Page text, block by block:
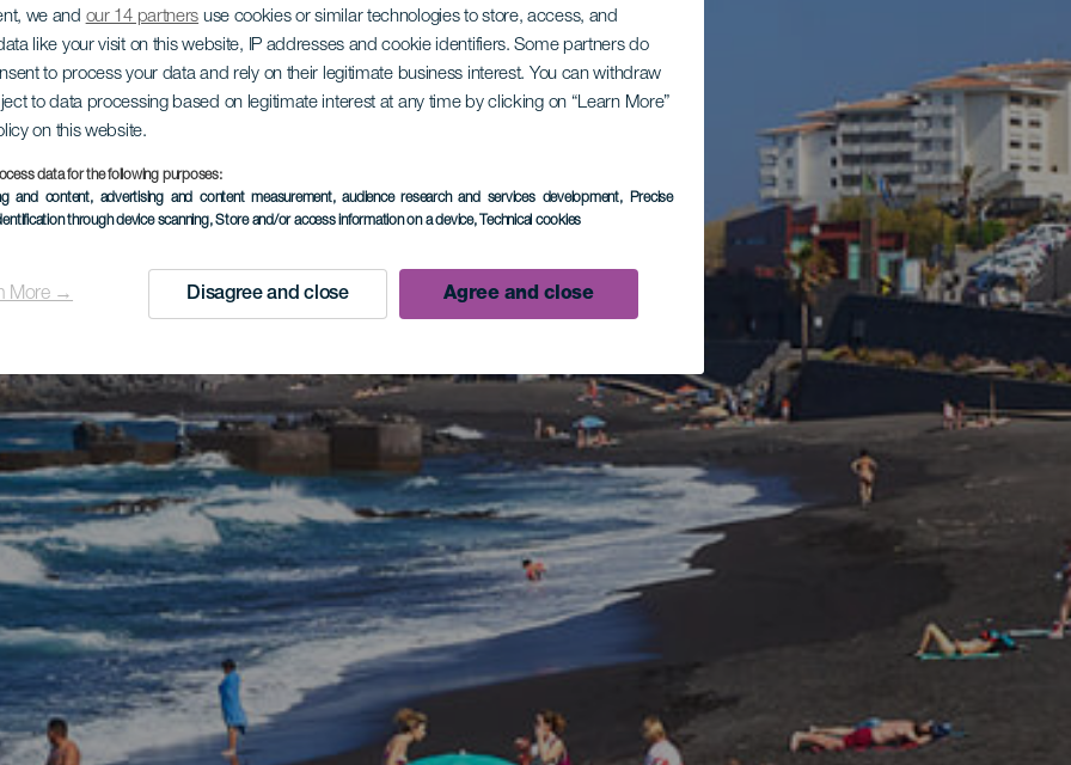
we and our 14 partners use cookies or similar technologies to store, access, and
like your visit on this website, IP addresses and cookie identifiers. Some partners do
to process your data and rely on their legitimate business interest. You can withdraw
to data processing based on legitimate interest at any time by clicking on “Learn More”
on this website.
data for the following purposes:
and content, advertising and content measurement, audience research and services development, Precise
through device scanning, Store and/or access information on a device, Technical cookies
More → Disagree and close Agree and close